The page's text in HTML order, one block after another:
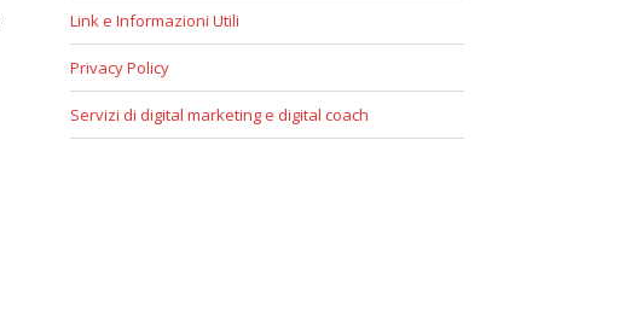
Link e Informazioni Utili
Privacy Policy
Servizi di digital marketing e digital coach